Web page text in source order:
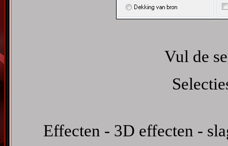
Vul de
Effecten - 3D effecten -